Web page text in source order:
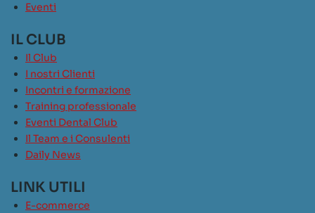
Eventi
IL CLUB
Il Club
I nostri Clienti
Incontri e formazione
Training professionale
Eventi Dental Club
Il Team e i Consulenti
Daily News
LINK UTILI
E-commerce